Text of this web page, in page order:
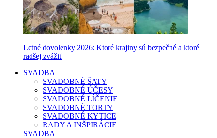
Letné dovolenky 2026: Ktoré krajiny sú bezpečné a ktoré
radšej zvážiť
SVADBA
SVADOBNÉ ŠATY
SVADOBNÉ ÚČESY
SVADOBNÉ LÍČENIE
SVADOBNÉ TORTY
SVADOBNÉ KYTICE
RADY A INŠPIRÁCIE
SVADBA